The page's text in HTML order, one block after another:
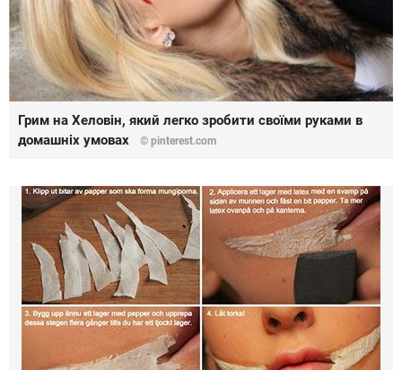
Грим на Хеловін, який легко зробити своїми руками в
домашніх умовах
© pinterest.com